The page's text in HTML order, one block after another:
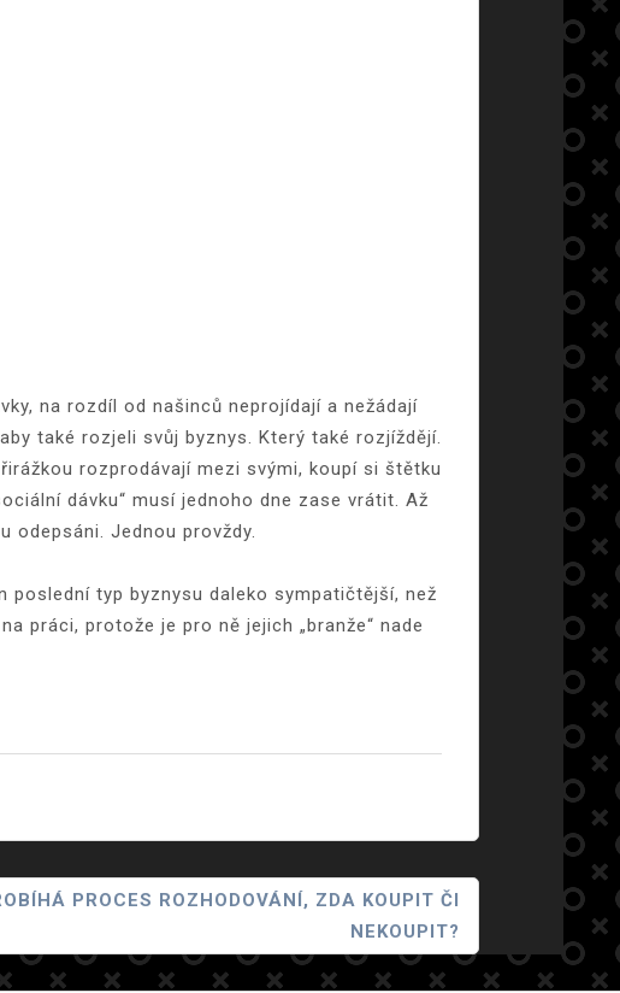
na rozdíl od našinců neprojídají a nežádají
také rozjeli svůj byznys. Který také rozjíždějí.
rozprodávají mezi svými, koupí si štětku
dávku“ musí jednoho dne zase vrátit. Až
odepsáni. Jednou provždy.
poslední typ byznysu daleko sympatičtější, než
práci, protože je pro ně jejich „branže“ nade
PROCES ROZHODOVÁNÍ, ZDA KOUPIT ČI
NEKOUPIT?